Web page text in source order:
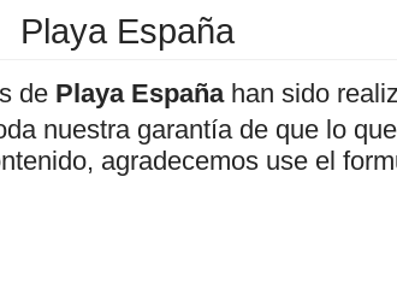
Playa España
de Playa Españahan sido
nuestra garantía de que lo
agradecemos use el